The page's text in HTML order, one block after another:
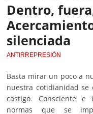
Dentro,
silenciada
ANTIRREPRESIÓN
Basta mirar un poco a
nuestra cotidianidad
castigo. Consciente e
normas que se